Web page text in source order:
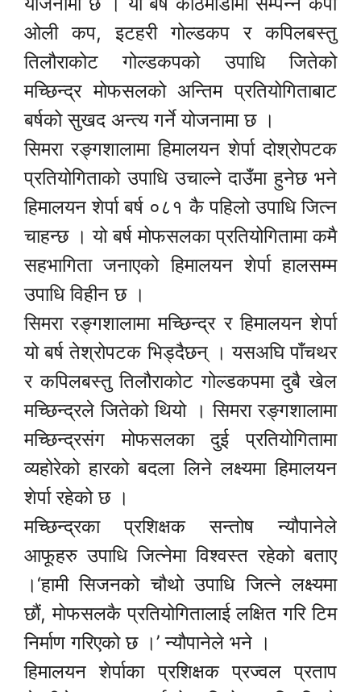
ओली कप, इटहरी गोल्डकप र कपिलबस्तु
तिलौराकोट गोल्डकपको उपाधि जितेको
मच्छिन्द्र मोफसलको अन्तिम प्रतियोगिताबाट
बर्षको सुखद अन्त्य गर्ने योजनामा छ ।
सिमरा रङ्गशालामा हिमालयन शेर्पा दोश्रोपटक
प्रतियोगिताको उपाधि उचाल्ने दाउँमा हुनेछ भने
हिमालयन शेर्पा बर्ष ०८१ कै पहिलो उपाधि जित्न
चाहन्छ । यो बर्ष मोफसलका प्रतियोगितामा कमै
सहभागिता जनाएको हिमालयन शेर्पा हालसम्म
उपाधि विहीन छ ।
सिमरा रङ्गशालामा मच्छिन्द्र र हिमालयन शेर्पा
यो बर्ष तेश्रोपटक भिड्दैछन् । यसअघि पाँचथर
र कपिलबस्तु तिलौराकोट गोल्डकपमा दुबै खेल
मच्छिन्द्रले जितेको थियो । सिमरा रङ्गशालामा
मच्छिन्द्रसंग मोफसलका दुई प्रतियोगितामा
व्यहोरेको हारको बदला लिने लक्ष्यमा हिमालयन
शेर्पा रहेको छ ।
मच्छिन्द्रका प्रशिक्षक सन्तोष न्यौपानेले
आफूहरु उपाधि जित्नेमा विश्वस्त रहेको बताए
।‘हामी सिजनको चौथो उपाधि जित्ने लक्ष्यमा
छौं, मोफसलकै प्रतियोगितालाई लक्षित गरि टिम
निर्माण गरिएको छ ।’ न्यौपानेले भने ।
हिमालयन शेर्पाका प्रशिक्षक प्रज्वल प्रताप